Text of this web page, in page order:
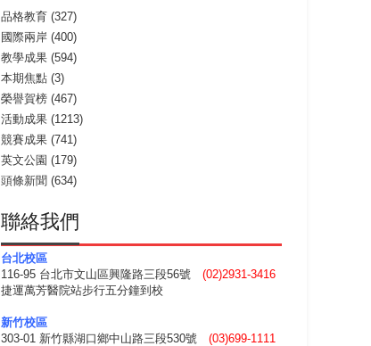
品格教育 (327)
國際兩岸 (400)
教學成果 (594)
本期焦點 (3)
榮譽賀榜 (467)
活動成果 (1213)
競賽成果 (741)
英文公園 (179)
頭條新聞 (634)
聯絡我們
台北校區
116-95 台北市文山區興隆路三段56號 (02)2931-3416
捷運萬芳醫院站步行五分鐘到校
新竹校區
303-01 新竹縣湖口鄉中山路三段530號 (03)699-1111